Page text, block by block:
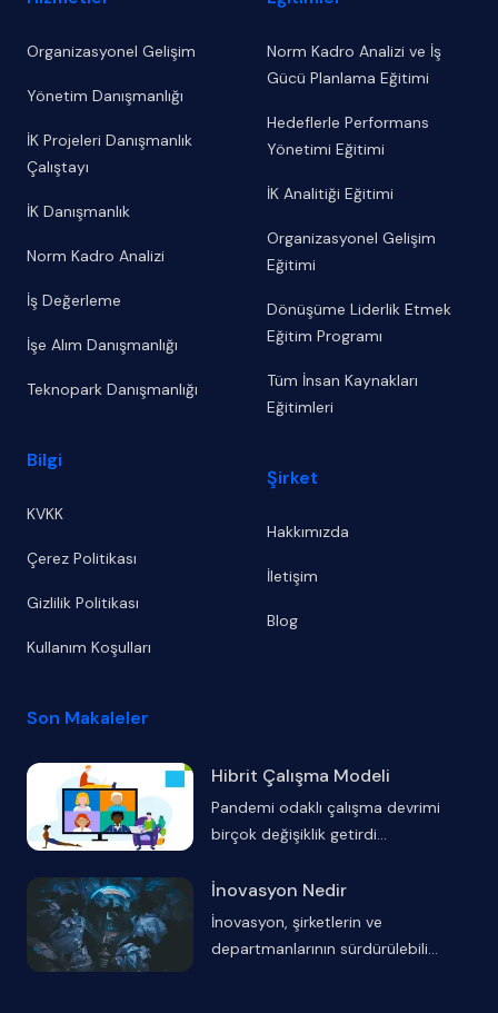
Organizasyonel Gelişim
Yönetim Danışmanlığı
İK Projeleri Danışmanlık
Çalıştayı
İK Danışmanlık
Norm Kadro Analizi
İş Değerleme
İşe Alım Danışmanlığı
Teknopark Danışmanlığı
Bilgi
KVKK
Çerez Politikası
Gizlilik Politikası
Kullanım Koşulları
Norm Kadro Analizi ve İş
Gücü Planlama Eğitimi
Hedeflerle Performans
Yönetimi Eğitimi
İK Analitiği Eğitimi
Organizasyonel Gelişim
Eğitimi
Dönüşüme Liderlik Etmek
Eğitim Programı
Tüm İnsan Kaynakları
Eğitimleri
Şirket
Hakkımızda
İletişim
Blog
Son Makaleler
Hibrit Çalışma Modeli
Pandemi odaklı çalışma devrimi
birçok değişiklik getirdi...
İnovasyon Nedir
İnovasyon, şirketlerin ve
departmanlarının sürdürülebili...